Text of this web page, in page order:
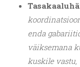
enda
väiksemana
kuskile vastu,